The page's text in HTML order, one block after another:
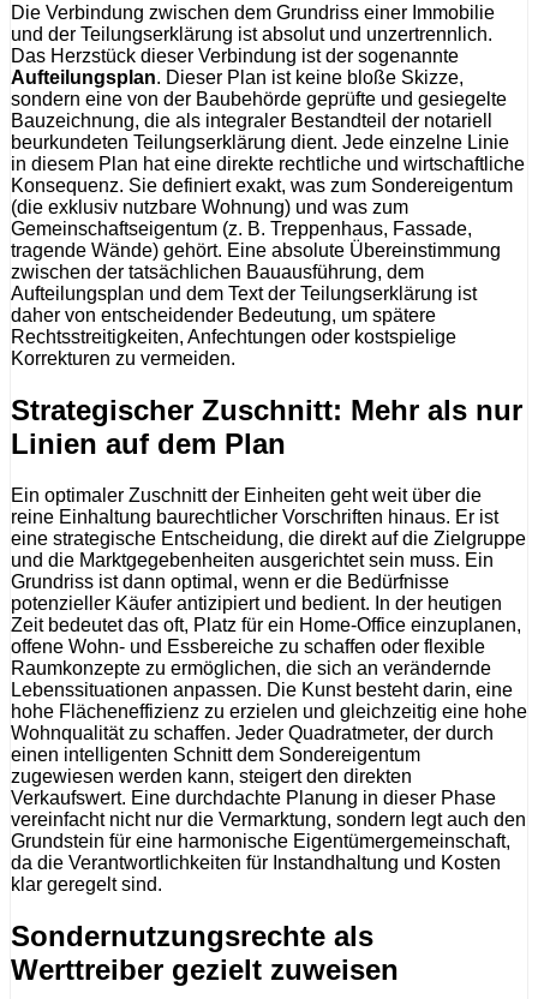
Die Verbindung zwischen dem Grundriss einer Immobilie
und der Teilungserklärung ist absolut und unzertrennlich.
Das Herzstück dieser Verbindung ist der sogenannte
Aufteilungsplan. Dieser Plan ist keine bloße Skizze,
sondern eine von der Baubehörde geprüfte und gesiegelte
Bauzeichnung, die als integraler Bestandteil der notariell
beurkundeten Teilungserklärung dient. Jede einzelne Linie
in diesem Plan hat eine direkte rechtliche und wirtschaftliche
Konsequenz. Sie definiert exakt, was zum Sondereigentum
(die exklusiv nutzbare Wohnung) und was zum
Gemeinschaftseigentum (z. B. Treppenhaus, Fassade,
tragende Wände) gehört. Eine absolute Übereinstimmung
zwischen der tatsächlichen Bauausführung, dem
Aufteilungsplan und dem Text der Teilungserklärung ist
daher von entscheidender Bedeutung, um spätere
Rechtsstreitigkeiten, Anfechtungen oder kostspielige
Korrekturen zu vermeiden.
Strategischer Zuschnitt: Mehr als nur
Linien auf dem Plan
Ein optimaler Zuschnitt der Einheiten geht weit über die
reine Einhaltung baurechtlicher Vorschriften hinaus. Er ist
eine strategische Entscheidung, die direkt auf die Zielgruppe
und die Marktgegebenheiten ausgerichtet sein muss. Ein
Grundriss ist dann optimal, wenn er die Bedürfnisse
potenzieller Käufer antizipiert und bedient. In der heutigen
Zeit bedeutet das oft, Platz für ein Home-Office einzuplanen,
offene Wohn- und Essbereiche zu schaffen oder flexible
Raumkonzepte zu ermöglichen, die sich an verändernde
Lebenssituationen anpassen. Die Kunst besteht darin, eine
hohe Flächeneffizienz zu erzielen und gleichzeitig eine hohe
Wohnqualität zu schaffen. Jeder Quadratmeter, der durch
einen intelligenten Schnitt dem Sondereigentum
zugewiesen werden kann, steigert den direkten
Verkaufswert. Eine durchdachte Planung in dieser Phase
vereinfacht nicht nur die Vermarktung, sondern legt auch den
Grundstein für eine harmonische Eigentümergemeinschaft,
da die Verantwortlichkeiten für Instandhaltung und Kosten
klar geregelt sind.
Sondernutzungsrechte als
Werttreiber gezielt zuweisen